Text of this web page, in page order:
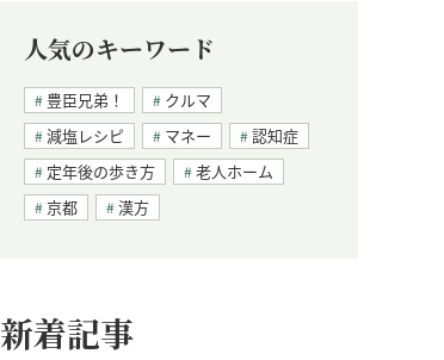
人気のキーワード
豊臣兄弟！
クルマ
減塩レシピ
マネー
認知症
定年後の歩き方
老人ホーム
京都
漢方
新着記事